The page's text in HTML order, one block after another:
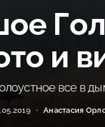
и
все в
Анастасия